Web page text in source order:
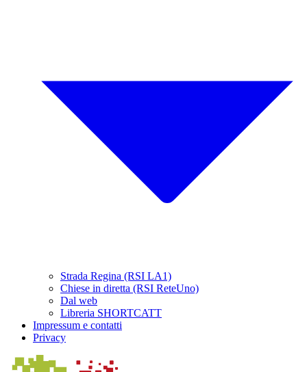
Strada Regina (RSI LA1)
Chiese in diretta (RSI ReteUno)
Dal web
Libreria SHORTCATT
Impressum e contatti
Privacy